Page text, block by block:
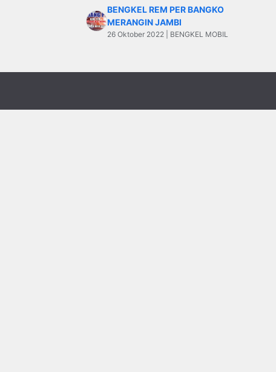
BENGKEL REM PER BANGKO
MERANGIN JAMBI
26 Oktober 2022 | BENGKEL MOBIL